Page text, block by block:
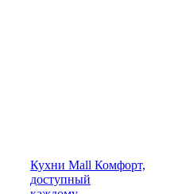
Кухни Mall Комфорт,
доступный